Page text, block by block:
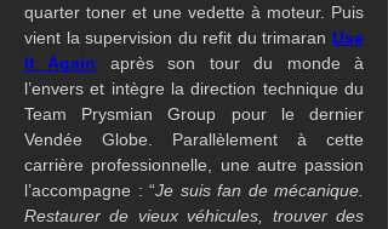
quarter toner et une vedette à moteur. Puis
vient la supervision du refit du trimaran Use
It Again après son tour du monde à
l’envers et intègre la direction technique du
Team Prysmian Group pour le dernier
Vendée Globe. Parallèlement à cette
carrière professionnelle, une autre passion
l’accompagne : “Je suis fan de mécanique.
Restaurer de vieux véhicules, trouver des